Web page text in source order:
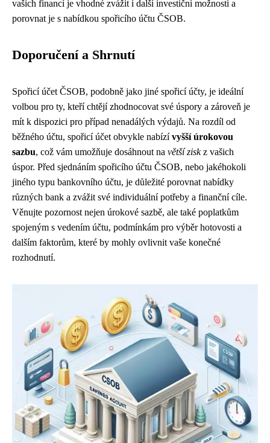
vašich financí je vhodné zvážit i další investiční možnosti a
porovnat je s nabídkou spořicího účtu ČSOB.
Doporučení a Shrnutí
Spořicí účet ČSOB, podobně jako jiné spořicí účty, je ideální
volbou pro ty, kteří chtějí zhodnocovat své úspory a zároveň je
mít k dispozici pro případ nenadálých výdajů. Na rozdíl od
běžného účtu, spořicí účet obvykle nabízívyšší úrokovou
sazbu, což vám umožňuje dosáhnout na větší ziskz vašich
úspor. Před sjednáním spořicího účtu ČSOB, nebo jakéhokoli
jiného typu bankovního účtu, je důležité porovnat nabídky
různých bank a zvážit své individuální potřeby a finanční cíle.
Věnujte pozornost nejen úrokové sazbě, ale také poplatkům
spojeným s vedením účtu, podmínkám pro výběr hotovosti a
dalším faktorům, které by mohly ovlivnit vaše konečné
rozhodnutí.